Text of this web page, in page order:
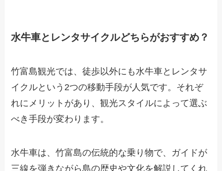
水牛車とレンタサイクルどちらがおすすめ？
竹富島観光では、徒歩以外にも水牛車とレンタサ
イクルという2つの移動手段が人気です。それぞ
れにメリットがあり、観光スタイルによって選ぶ
べき手段が変わります。
水牛車は、竹富島の伝統的な乗り物で、ガイドが
三線を弾きながら島の歴史や文化を解説してくれ